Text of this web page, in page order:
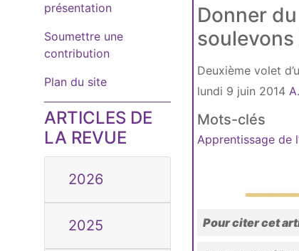
présentation
Soumettre une
contribution
Plan du site
ARTICLES DE
LA REVUE
2026
2025
Donner
Deuxième volet
lundi 9 juin 2014
Mots-clés
Apprentissage de
Pour citer cet